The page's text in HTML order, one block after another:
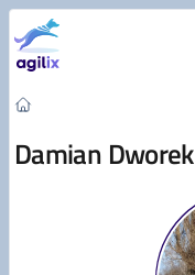
Przejdź do treści
Damian Dworek